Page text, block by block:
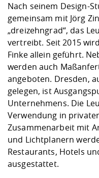
Nach seinem Design-
gemeinsam mit Jörg
„dreizehngrad“, das
vertreibt. Seit 2015
Finke allein geführt.
werden auch
angeboten. Dresden,
gelegen, ist
Unternehmens. Die
Verwendung in
Zusammenarbeit mit
und Lichtplanern
Restaurants, Hotels
ausgestattet.